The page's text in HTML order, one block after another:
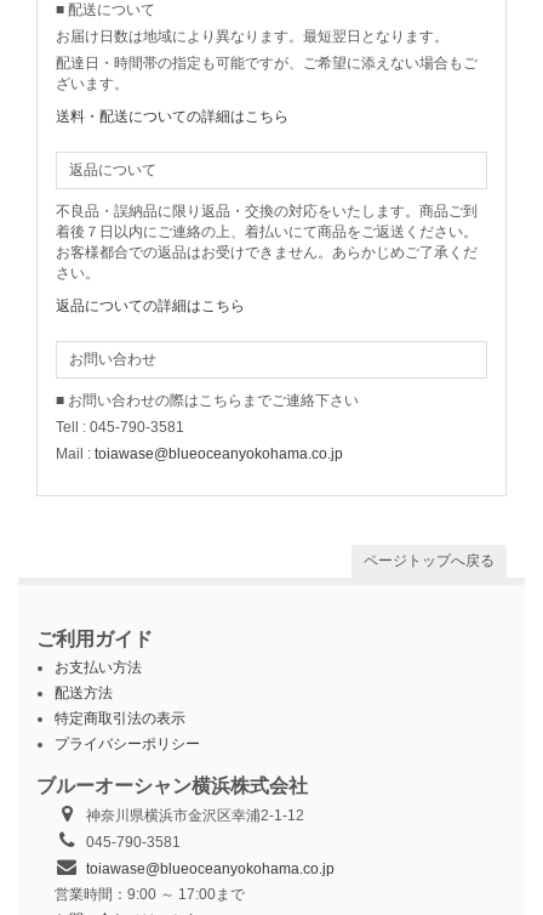
■ 配送について
お届け日数は地域により異なります。最短翌日となります。
配達日・時間帯の指定も可能ですが、ご希望に添えない場合もご
ざいます。
送料・配送についての詳細はこちら
返品について
不良品・誤納品に限り返品・交換の対応をいたします。商品ご到
着後７日以内にご連絡の上、着払いにて商品をご返送ください。
お客様都合での返品はお受けできません。あらかじめご了承くだ
さい。
返品についての詳細はこちら
お問い合わせ
■ お問い合わせの際はこちらまでご連絡下さい
Tell : 045-790-3581
Mail : toiawase@blueoceanyokohama.co.jp
ページトップへ戻る
ご利用ガイド
お支払い方法
配送方法
特定商取引法の表示
プライバシーポリシー
ブルーオーシャン横浜株式会社
神奈川県横浜市金沢区幸浦2-1-12
045-790-3581
toiawase@blueoceanyokohama.co.jp
営業時間：9:00 ～ 17:00まで